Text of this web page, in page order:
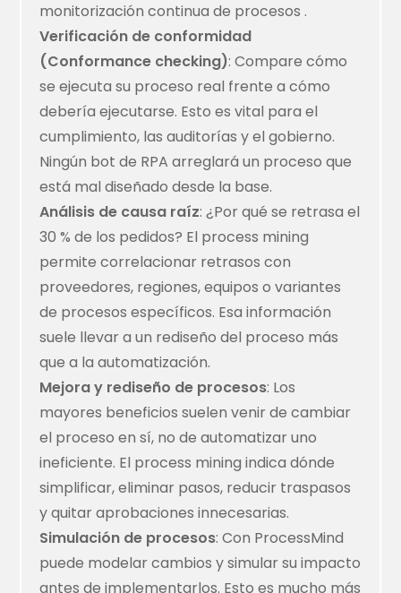
monitorización continua de procesos .
Verificación de conformidad
(Conformance checking): Compare cómo
se ejecuta su proceso real frente a cómo
debería ejecutarse. Esto es vital para el
cumplimiento, las auditorías y el gobierno.
Ningún bot de RPA arreglará un proceso que
está mal diseñado desde la base.
Análisis de causa raíz: ¿Por qué se retrasa el
30 % de los pedidos? El process mining
permite correlacionar retrasos con
proveedores, regiones, equipos o variantes
de procesos específicos. Esa información
suele llevar a un rediseño del proceso más
que a la automatización.
Mejora y rediseño de procesos: Los
mayores beneficios suelen venir de cambiar
el proceso en sí, no de automatizar uno
ineficiente. El process mining indica dónde
simplificar, eliminar pasos, reducir traspasos
y quitar aprobaciones innecesarias.
Simulación de procesos: Con ProcessMind
puede modelar cambios y simular su impacto
antes de implementarlos. Esto es mucho más